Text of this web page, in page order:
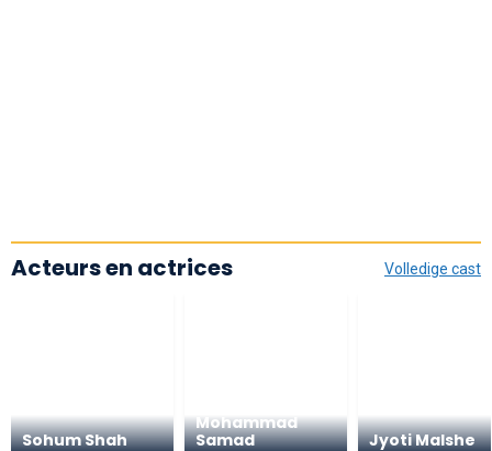
Volledige cast
Acteurs en actrices
Sohum Shah
Mohammad
Samad
Jyoti Malshe